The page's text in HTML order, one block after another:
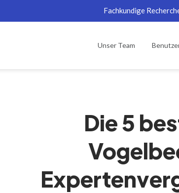
Fachkundige
Unser Team
Die 5